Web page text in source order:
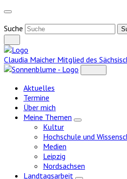
Weiter
Inhalt
Suche
Claudia Maicher Mitglied des
Aktuelles
Termine
Über mich
Meine Themen
Zeige
Kultur
Hochschule und
Medien
Leipzig
Nordsachsen
Landtagsarbeit